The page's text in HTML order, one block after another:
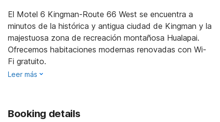
El Motel 6 Kingman-Route 66 West se encuentra a
minutos de la histórica y antigua ciudad de Kingman y la
majestuosa zona de recreación montañosa Hualapai.
Ofrecemos habitaciones modernas renovadas con Wi-
Fi gratuito.
Leer más
Booking details